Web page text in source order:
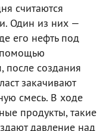
считаются
Один из них —
его нефть под
помощью
после создания
закачивают
смесь. В ходе
продукты, такие
давление над